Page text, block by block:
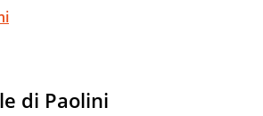
di Paolini